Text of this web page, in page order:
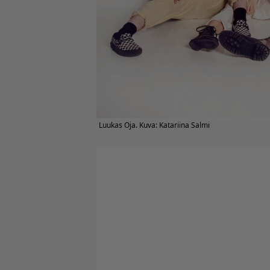
Luukas Oja. Kuva: Katariina Salmi